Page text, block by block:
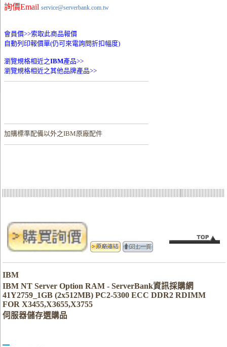
詢價Email service@serverbank.com.tw
會員價>>索取此商品報價
自動列印報價單(仍可來電詢問折扣幅度)
瀏覽規格相近之IBM產品>>
瀏覽規格相近之其他品牌產品>>
加購標準配備以外之IBM原廠配件
IBM
IBM NT Server Option RAM - ServerBank資訊採購網
41Y2759_1GB (2x512MB) PC2-5300 ECC DDR2 RDIMM
FOR X3455,X3655,X3755
伺服器儲存選購品